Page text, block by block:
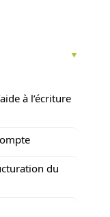
à l’écriture
du